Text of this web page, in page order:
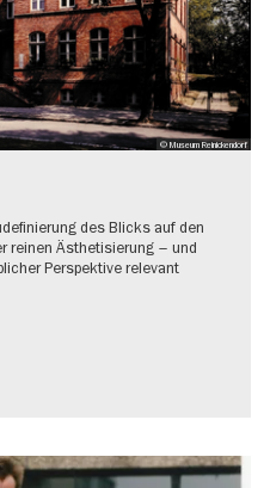
© Museum Reinickendorf
des Blicks auf den
reinen Ästhetisierung – und
Perspektive relevant